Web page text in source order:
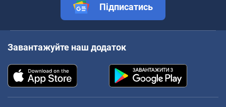
Підписатись
Завантажуйте наш додаток